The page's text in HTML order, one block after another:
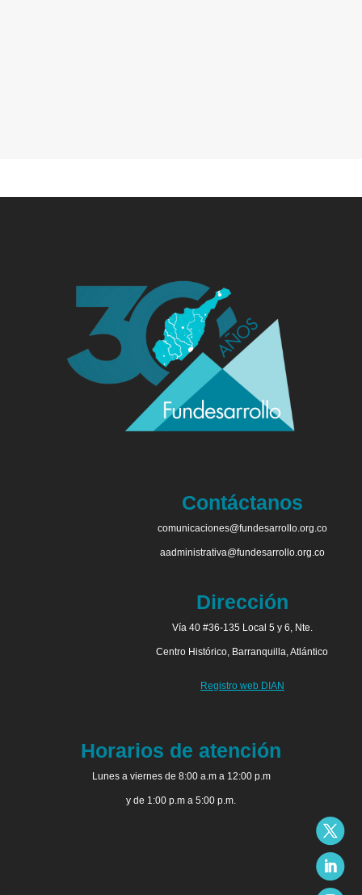
Contáctanos
comunicaciones@fundesarrollo.org.co
aadministrativa@fundesarrollo.org.co
Dirección
Vía 40 #36-135 Local 5 y 6, Nte.
Centro Histórico, Barranquilla, Atlántico
Registro web DIAN
Horarios de atención
Lunes a viernes de 8:00 a.m a 12:00 p.m
y de 1:00 p.m a 5:00 p.m.